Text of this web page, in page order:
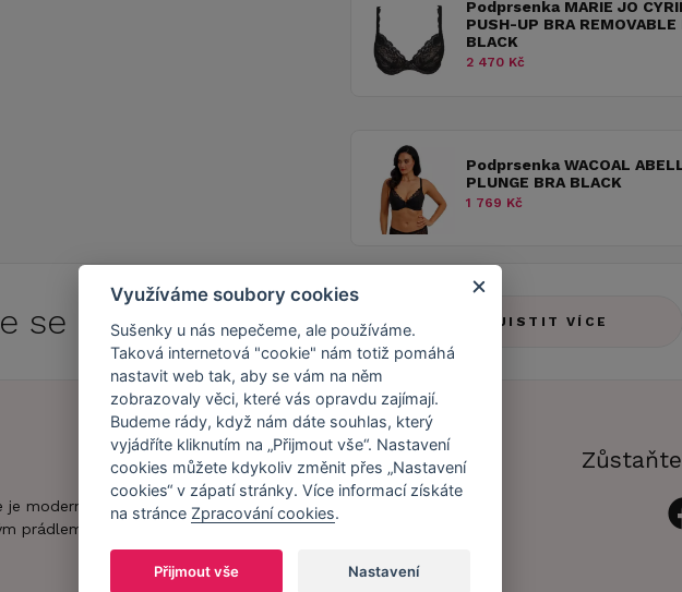
Podprsenka MARIE JO
PUSH-UP BRA REMOVABLE
BLACK
2 470 Kč
Podprsenka WACOAL
PLUNGE BRA BLACK
1 769 Kč
se doCaresse Clubu! ZJISTIT VÍCE
je moderní obchod s
prádlem.
Náš příběh
Náš tým
Zákaznický účet
Registrace
Využíváme soubory cookies
Sušenky u nás nepečeme, ale používáme.
Taková internetová "cookie" nám totiž pomáhá
nastavit web tak, aby se vám na něm
zobrazovaly věci, které vás opravdu zajímají.
Budeme rády, když nám dáte souhlas, který
vyjádříte kliknutím na „Přijmout vše“. Nastavení
cookies můžete kdykoliv změnit přes „Nastavení
cookies“ v zápatí stránky. Více informací získáte
na stránce Zpracování cookies.
Přijmout vše Nastavení